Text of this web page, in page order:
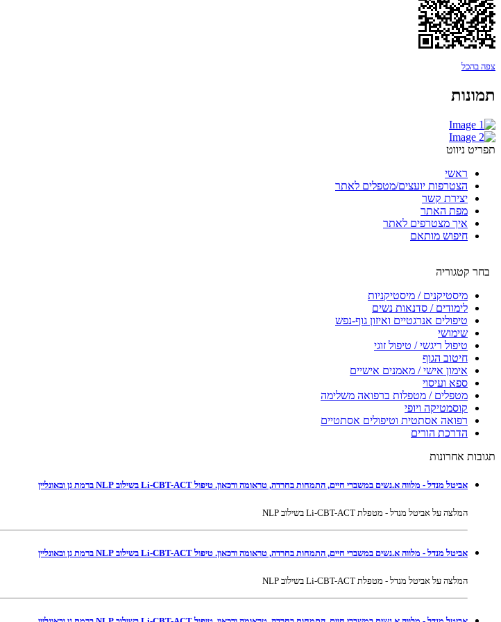
צפה בהכל
תמונות
תפריט ניווט
ראשי
הצטרפות יועצים/מטפלים לאתר
יצירת קשר
מפת האתר
איך מצטרפים לאתר
חיפוש מותאם
בחר קטגוריה
מיסטיקנים / מיסטיקניות
לימודים / סדנאות נשים
טיפולים אנרגטיים ואיזון גוף-נפש
שימושי
טיפול ריגשי / טיפול זוגי
חיטוב הגוף
אימון אישי / מאמנים אישיים
ספא ועיסוי
מטפלים / מטפלות ברפואה משלימה
קוסמטיקה ויופי
רפואה אסתטית וטיפולים אסתטיים
הדרכת הורים
תגובות אחרונות
אביטל מנדל - מלווה א.נשים במשברי חיים, התמחות בחרדה, טראומה ודכאון. טיפול Li-CBT-ACT בשילוב NLP ברמת גן ובאונליין
המלצה על אביטל מנדל - מטפלת Li-CBT-ACT בשילוב NLP
אביטל מנדל - מלווה א.נשים במשברי חיים, התמחות בחרדה, טראומה ודכאון. טיפול Li-CBT-ACT בשילוב NLP ברמת גן ובאונליין
המלצה על אביטל מנדל - מטפלת Li-CBT-ACT בשילוב NLP